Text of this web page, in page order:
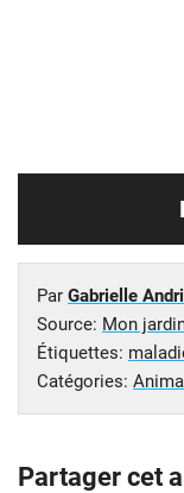
Par Gabrielle
Source: Mon
Étiquettes:
Catégories:
Partager cet